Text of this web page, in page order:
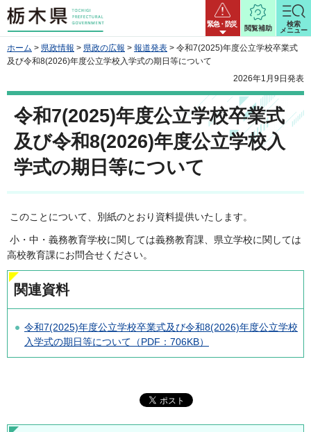
栃木県 緊急・防災
閲覧補助
検索
メニュー
ホーム > 県政情報 > 県政の広報 > 報道発表 > 令和7(2025)年度公立学校卒業式
及び令和8(2026)年度公立学校入学式の期日等について
2026年1月9日発表
令和7(2025)年度公立学校卒業式
及び令和8(2026)年度公立学校入
学式の期日等について
このことについて、別紙のとおり資料提供いたします。
小・中・義務教育学校に関しては義務教育課、県立学校に関しては
高校教育課にお問合せください。
関連資料
令和7(2025)年度公立学校卒業式及び令和8(2026)年度公立学校
入学式の期日等について（PDF：706KB）